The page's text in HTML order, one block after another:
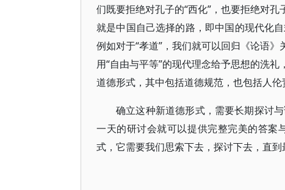
们既要拒绝对孔子的“西化”，也要拒绝对
就是中国自己选择的路，即中国的现代化
例如对于“孝道”，我们就可以回归《论语》
用“自由与平等”的现代理念给予思想的洗
道德形式，其中包括道德规范，也包括人伦
确立这种新道德形式，需要长期探讨
一天的研讨会就可以提供完整完美的答案
式，它需要我们思索下去，探讨下去，直到